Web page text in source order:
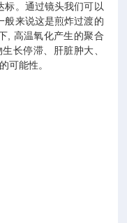
标。通过镜头我们可以
般来说这是煎炸过渡的
, 高温氧化产生的聚合
长停滞、肝脏肿大、
可能性。